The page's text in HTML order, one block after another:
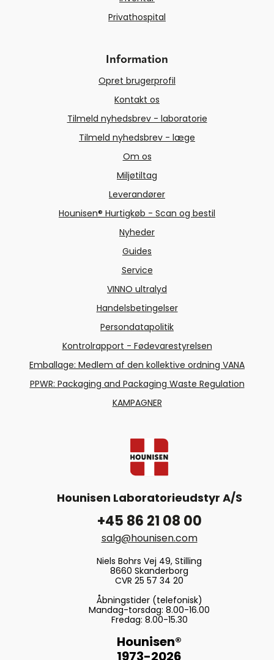
Privathospital
Information
Opret brugerprofil
Kontakt os
Tilmeld nyhedsbrev - laboratorie
Tilmeld nyhedsbrev - læge
Om os
Miljøtiltag
Leverandører
Hounisen® Hurtigkøb - Scan og bestil
Nyheder
Guides
Service
VINNO ultralyd
Handelsbetingelser
Persondatapolitik
Kontrolrapport - Fødevarestyrelsen
Emballage: Medlem af den kollektive ordning VANA
PPWR: Packaging and Packaging Waste Regulation
KAMPAGNER
Hounisen Laboratorieudstyr A/S
+45 86 21 08 00
salg@hounisen.com
Niels Bohrs Vej 49, Stilling
8660 Skanderborg
CVR 25 57 34 20
Åbningstider (telefonisk)
Mandag-torsdag: 8.00-16.00
Fredag: 8.00-15.30
Hounisen®
1973-2026